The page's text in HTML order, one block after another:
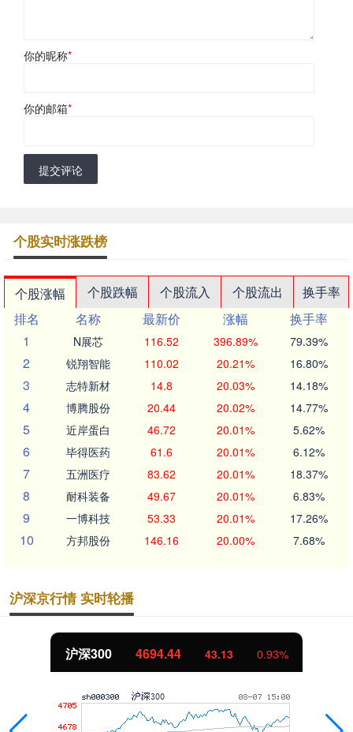
你的昵称*
你的邮箱*
提交评论
个股实时涨跌榜
个股涨幅 个股跌幅 个股流入 个股流出
换手率
排名
名称 最新价 涨幅
换手率
1
N展芯 116.52 396.89% 79.39%
2 锐翔智能 110.02 20.21% 16.80%
3 志特新材 14.8 20.03% 14.18%
4 博腾股份 20.44 20.02% 14.77%
5 近岸蛋白 46.72 20.01% 5.62%
6 毕得医药 61.6 20.01% 6.12%
7 五洲医疗 83.62 20.01% 18.37%
8 耐科装备 49.67 20.01% 6.83%
9 一博科技 53.33 20.01% 17.26%
10 方邦股份 146.16 20.00% 7.68%
沪深京行情 实时轮播
沪深300 4694.44 43.13 0.93%